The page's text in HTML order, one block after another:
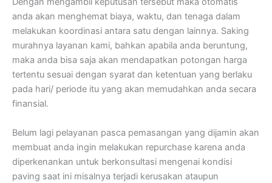
anda akan menghemat biaya, waktu, dan tenaga dalam
melakukan koordinasi antara satu dengan lainnya. Saking
murahnya layanan kami, bahkan apabila anda beruntung,
maka anda bisa saja akan mendapatkan potongan harga
tertentu sesuai dengan syarat dan ketentuan yang berlaku
pada hari/ periode itu yang akan memudahkan anda secara
finansial.
Belum lagi pelayanan pasca pemasangan yang dijamin akan
membuat anda ingin melakukan repurchase karena anda
diperkenankan untuk berkonsultasi mengenai kondisi
paving saat ini misalnya terjadi kerusakan ataupun